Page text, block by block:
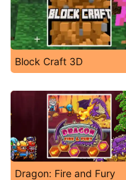
Block Craft 3D
Dragon: Fire and Fury